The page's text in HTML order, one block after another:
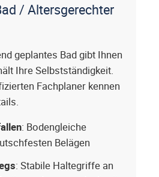
/ Altersgerechter
geplantes Bad gibt Ihnen
Ihre Selbstständigkeit.
Fachplaner kennen
: Bodengleiche
Belägen
: Stabile Haltegriffe an